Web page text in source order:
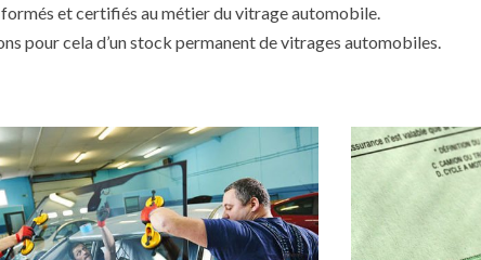
et certifiés au métier du vitrage automobile.
pour cela d’un stock permanent de vitrages automobiles.